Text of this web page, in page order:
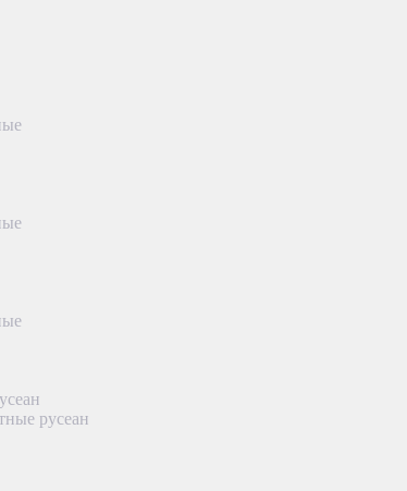
русеан